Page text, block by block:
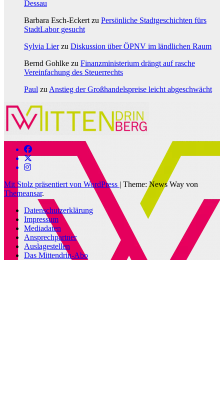
Dessau
Barbara Esch-Eckert zu Persönliche Stadtgeschichten fürs
StadtLabor gesucht
Sylvia Lierzu Diskussion über ÖPNV im ländlichen Raum
Bernd Gohlke zu Finanzministerium drängt auf rasche
Vereinfachung des Steuerrechts
Paul zu Anstieg der Großhandelspreise leicht abgeschwächt
Mit Stolz präsentiert von WordPress | Theme: News Way von
Themeansar.
Datenschutzerklärung
Impressum
Mediadaten
Ansprechpartner
Auslagestellen
Das Mittendrin-Abo